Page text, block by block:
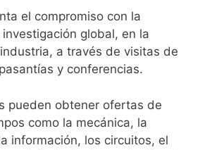
el compromiso con la
global, en la
a través de visitas de
y conferencias.
pueden obtener ofertas de
como la mecánica, la
información, los circuitos, el